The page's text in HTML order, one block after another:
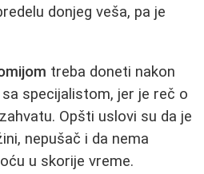
donjeg veša, pa je
treba doneti nakon
specijalistom, jer je reč o
Opšti uslovi su da je
nepušač i da nema
u skorije vreme.